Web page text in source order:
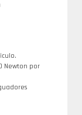
Newton por